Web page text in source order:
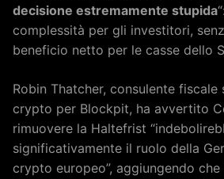
decisione estremamente stupida
complessità per gli investitori,
beneficio netto per le casse dello
Robin Thatcher, consulente
crypto per Blockpit, ha avvertito
rimuovere la Haltefrist
significativamente il ruolo della
crypto europeo”, aggiungendo che